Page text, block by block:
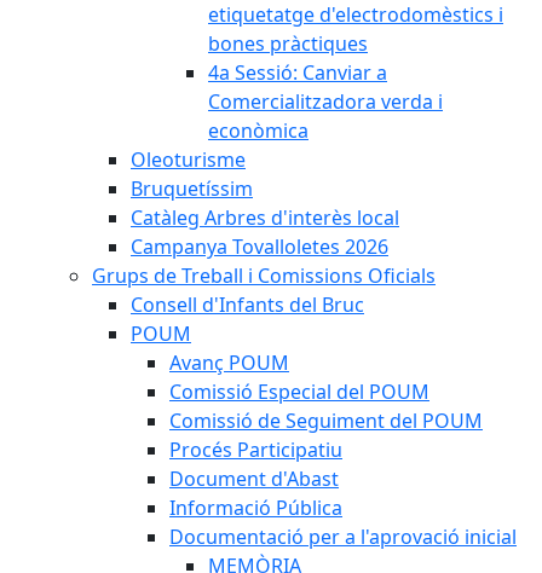
etiquetatge d'electrodomèstics i
bones pràctiques
4a Sessió: Canviar a
Comercialitzadora verda i
econòmica
Oleoturisme
Bruquetíssim
Catàleg Arbres d'interès local
Campanya Tovalloletes 2026
Grups de Treball i Comissions Oficials
Consell d'Infants del Bruc
POUM
Avanç POUM
Comissió Especial del POUM
Comissió de Seguiment del POUM
Procés Participatiu
Document d'Abast
Informació Pública
Documentació per a l'aprovació inicial
MEMÒRIA